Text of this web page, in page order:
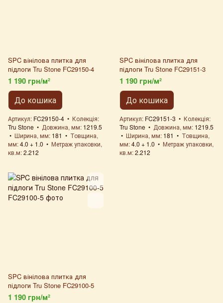
SPC вінілова плитка для
підлоги Tru Stone FC29150-4
1 190 грн/м²
До кошика
Артикул FC29150-4
Колекція
Tru Stone
Довжина, мм 1219.5
Ширина, мм 181
Товщина,
мм 4.0 + 1.0
Метраж упаковки,
кв.м 2.212
SPC вінілова плитка для
підлоги Tru Stone FC29151-3
1 190 грн/м²
До кошика
Артикул FC29151-3
Колекція
Tru Stone
Довжина, мм 1219.5
Ширина, мм 181
Товщина,
мм 4.0 + 1.0
Метраж упаковки,
кв.м 2.212
SPC вінілова плитка для
підлоги Tru Stone FC29100-5
1 190 грн/м²